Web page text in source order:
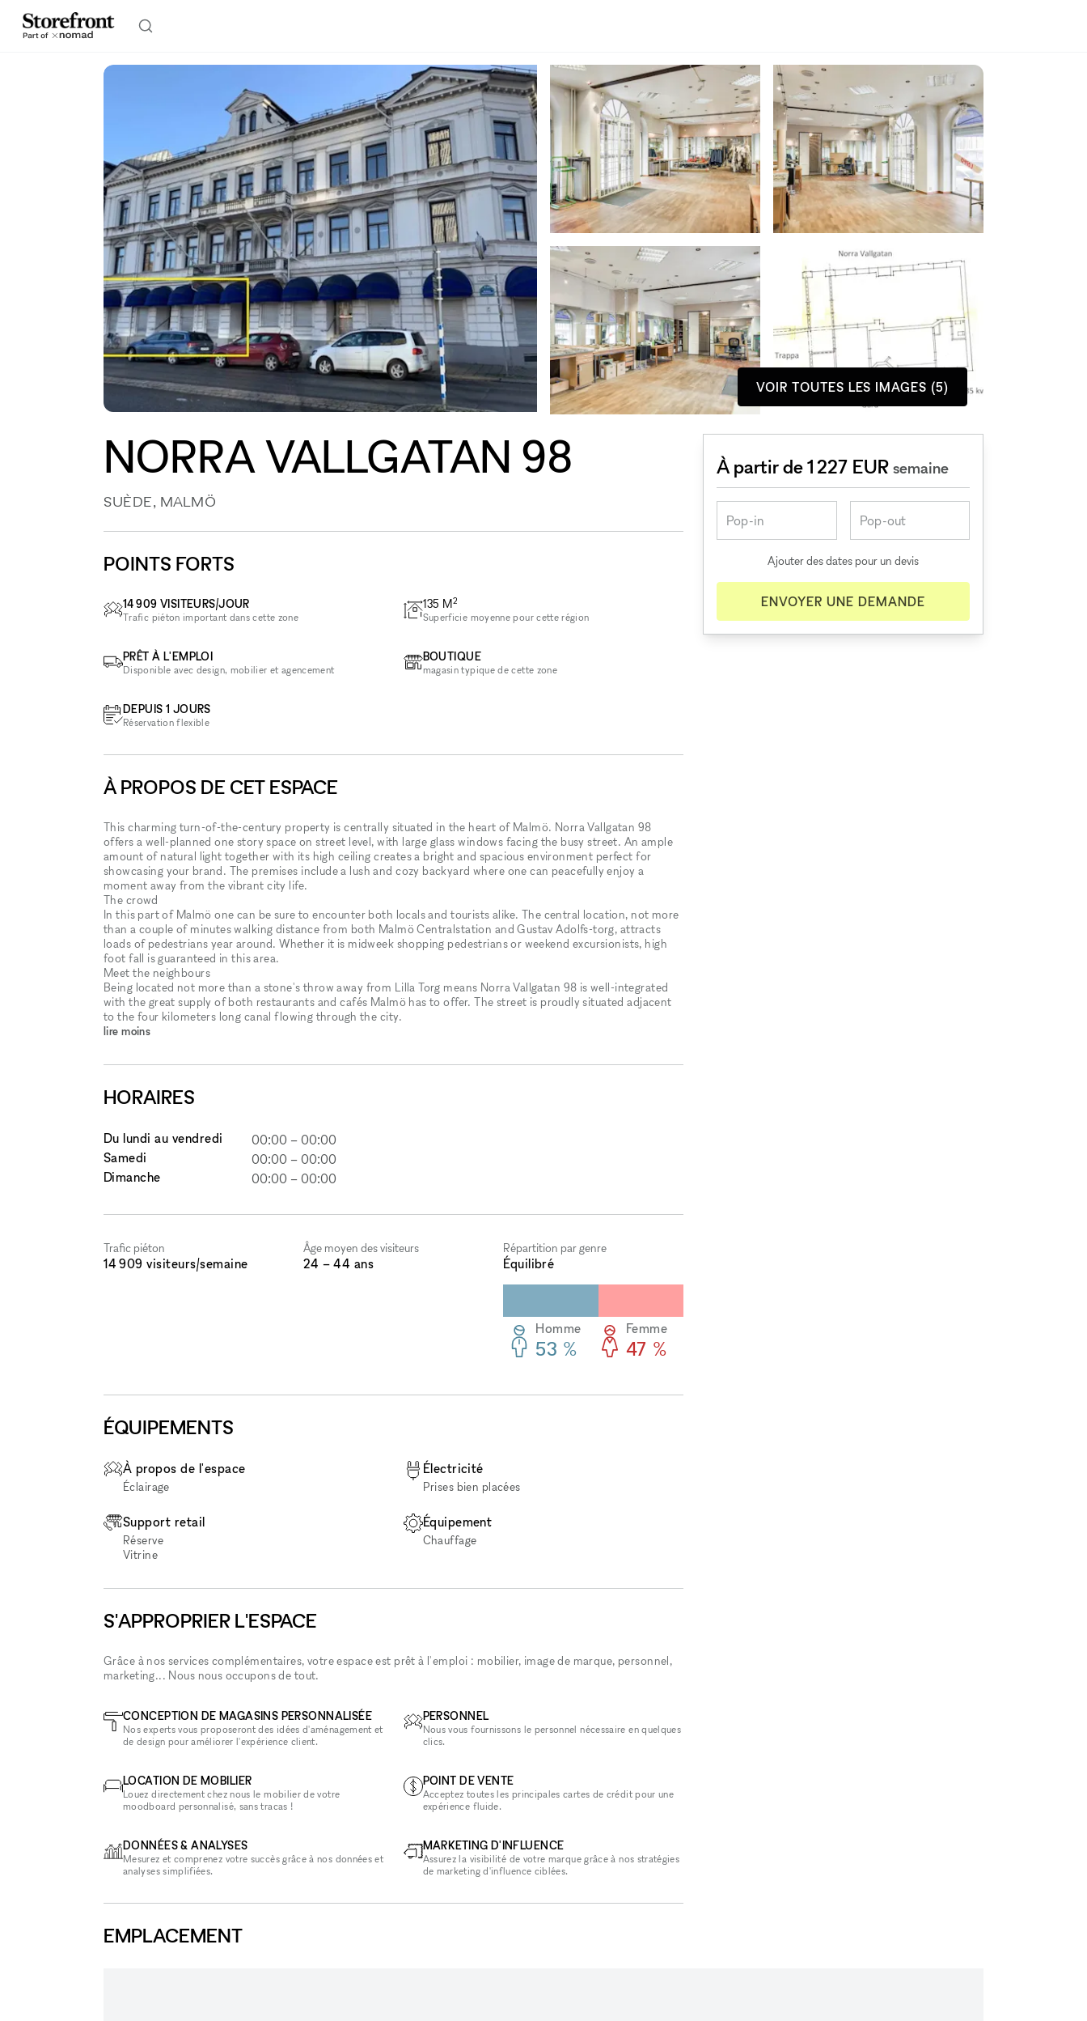
VOIR TOUTES LES IMAGES (5)
NORRA VALLGATAN 98
SUÈDE, MALMÖ
POINTS FORTS
14 909 VISITEURS/JOUR
Trafic piéton important dans cette zone
PRÊT À L'EMPLOI
Disponible avec design, mobilier et agencement
DEPUIS 1 JOURS
Réservation flexible
135 M2
Superficie moyenne pour cette région
BOUTIQUE
magasin typique de cette zone
À PROPOS DE CET ESPACE
This charming turn-of-the-century property is centrally situated in the heart of Malmö. Norra Vallgatan 98
offers a well-planned one story space on street level, with large glass windows facing the busy street. An ample
amount of natural light together with its high ceiling creates a bright and spacious environment perfect for
showcasing your brand. The premises include a lush and cozy backyard where one can peacefully enjoy a
moment away from the vibrant city life.
The crowd
In this part of Malmö one can be sure to encounter both locals and tourists alike. The central location, not more
than a couple of minutes walking distance from both Malmö Centralstation and Gustav Adolfs-torg, attracts
loads of pedestrians year around. Whether it is midweek shopping pedestrians or weekend excursionists, high
foot fall is guaranteed in this area.
Meet the neighbours
Being located not more than a stone's throw away from Lilla Torg means Norra Vallgatan 98 is well-integrated
with the great supply of both restaurants and cafés Malmö has to offer. The street is proudly situated adjacent
to the four kilometers long canal flowing through the city.
lire moins
HORAIRES
Du lundi au vendredi 00:00 –00:00
Samedi
00:00 –00:00
Dimanche
00:00 –00:00
Trafic piéton
14 909 visiteurs/semaine
Âge moyen des visiteurs
24 – 44 ans
Répartition par genre
Équilibré
Femme
47 %
Homme
53 %
ÉQUIPEMENTS
À propos de l'espace
Éclairage
Électricité
Prises bien placées
Support retail
Réserve
Vitrine
Équipement
Chauffage
S'APPROPRIER L'ESPACE
Grâce à nos services complémentaires, votre espace est prêt à l'emploi : mobilier, image de marque, personnel,
marketing... Nous nous occupons de tout.
CONCEPTION DE MAGASINS PERSONNALISÉE
Nos experts vous proposeront des idées d'aménagement et
de design pour améliorer l'expérience client.
LOCATION DE MOBILIER
Louez directement chez nous le mobilier de votre
moodboard personnalisé, sans tracas !
DONNÉES & ANALYSES
Mesurez et comprenez votre succès grâce à nos données et
analyses simplifiées.
PERSONNEL
Nous vous fournissons le personnel nécessaire en quelques
clics.
POINT DE VENTE
Acceptez toutes les principales cartes de crédit pour une
expérience fluide.
MARKETING D'INFLUENCE
Assurez la visibilité de votre marque grâce à nos stratégies
de marketing d'influence ciblées.
À partir de 1 227 EURsemaine
Ajouter des dates pour un devis
ENVOYER UNE DEMANDE
EMPLACEMENT